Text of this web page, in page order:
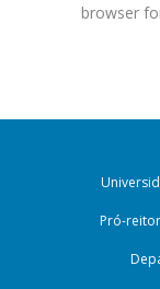
browser
Pró-